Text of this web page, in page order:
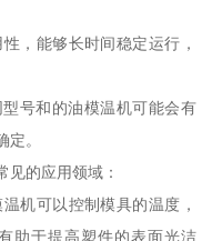
，能够长时间稳定运行，
号和的油模温机可能会有
。
见的应用领域：
机可以控制模具的温度，
助于提高塑件的表面光洁